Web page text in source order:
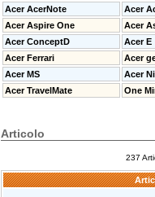
Acer AcerNote Acer
Acer Aspire One
Acer
Acer ConceptD
Acer E
Acer Ferrari
Acer
Acer MS
Acer
Acer TravelMate
One
Articolo
237